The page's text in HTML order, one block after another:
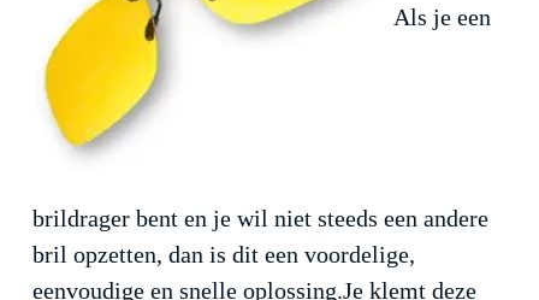
Als je een
brildrager bent en je wil niet steeds een andere
bril opzetten, dan is dit een voordelige,
eenvoudige en snelle oplossing.Je klemt deze